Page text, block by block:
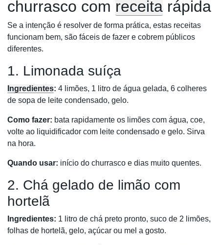
churrasco com receita rápida
Se a intenção é resolver de forma prática, estas receitas
funcionam bem, são fáceis de fazer e cobrem públicos
diferentes.
1. Limonada suíça
Ingredientes: 4 limões, 1 litro de água gelada, 6 colheres
de sopa de leite condensado, gelo.
Como fazer: bata rapidamente os limões com água, coe,
volte ao liquidificador com leite condensado e gelo. Sirva
na hora.
Quando usar: início do churrasco e dias muito quentes.
2. Chá gelado de limão com
hortelã
Ingredientes: 1 litro de chá preto pronto, suco de 2 limões,
folhas de hortelã, gelo, açúcar ou mel a gosto.